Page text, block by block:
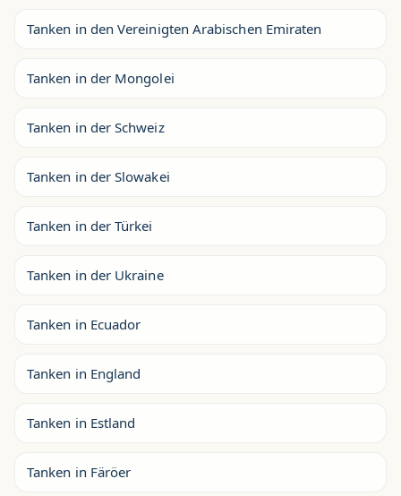
Tanken in den Vereinigten Arabischen Emiraten
Tanken in der Mongolei
Tanken in der Schweiz
Tanken in der Slowakei
Tanken in der Türkei
Tanken in der Ukraine
Tanken in Ecuador
Tanken in England
Tanken in Estland
Tanken in Färöer